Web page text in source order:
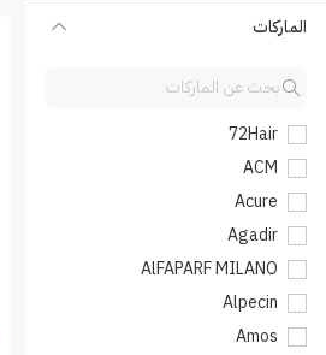
الماركات
72Hair
ACM
Acure
Agadir
AlFAPARF MILANO
Alpecin
Amos